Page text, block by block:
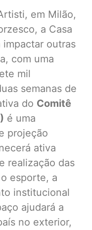
em Milão,
a Casa
outras
com uma
mil
semanas de
do Comitê
é uma
projeção
ativa
realização das
esporte, a
institucional
ajudará a
no exterior,